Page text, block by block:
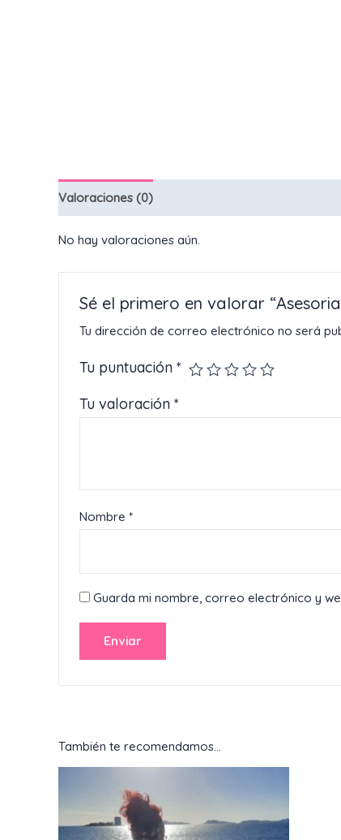
Valoraciones (0)
No hay valoraciones aún.
Sé el primero en valorar
Tu dirección de correo electrónico no será
Tu puntuación*
Tu valoración*
Nombre*
Guarda mi nombre, correo electrónico y
También te recomendamos…